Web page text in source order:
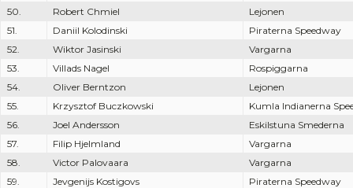
50.
Robert Chmiel
Lejonen
51.
Daniil Kolodinski
Piraterna Speedway
52.
Wiktor Jasinski
Vargarna
53.
Villads Nagel
Rospiggarna
54.
Oliver Berntzon
Lejonen
55.
Krzysztof Buczkowski
Kumla Indianerna
56.
Joel Andersson
Eskilstuna Smederna
57.
Filip Hjelmland
Vargarna
58.
Victor Palovaara
Vargarna
59.
Jevgenijs Kostigovs
Piraterna Speedway